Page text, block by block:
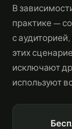
В
практике —
с
этих
исключают
используют